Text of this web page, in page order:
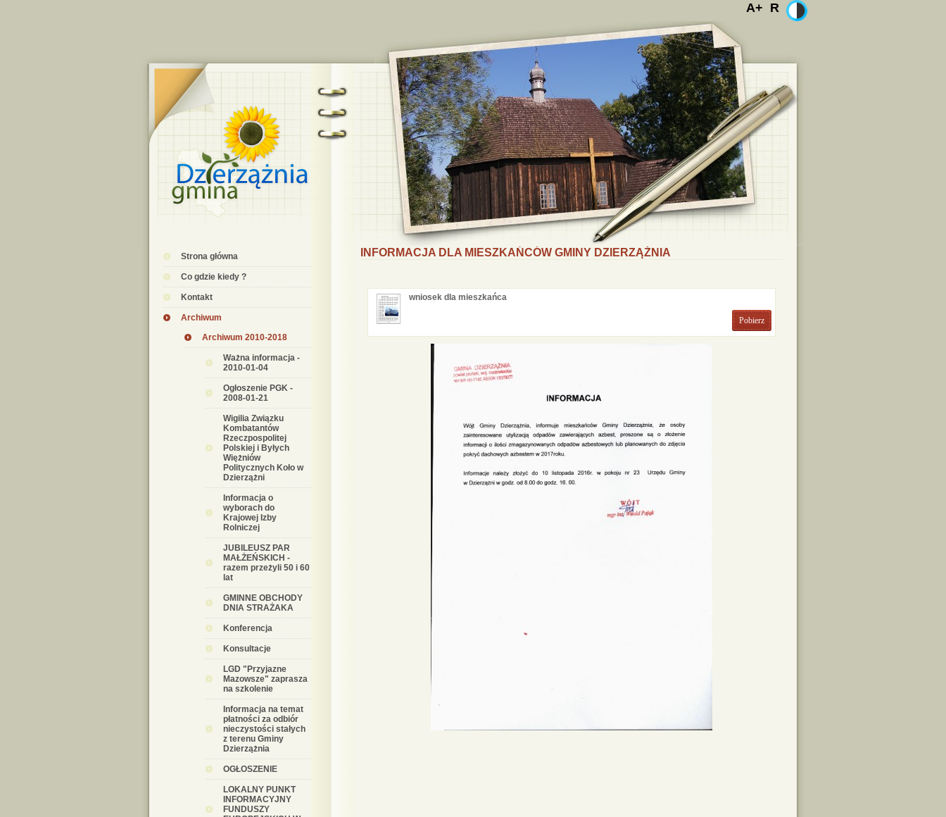
A+ R
Strona główna
Co gdzie kiedy ?
Kontakt
Archiwum
Archiwum 2010-2018
Ważna informacja -
2010-01-04
Ogłoszenie PGK -
2008-01-21
Wigilia Związku
Kombatantów
Rzeczpospolitej
Polskiej i Byłych
Więżniów
Politycznych Koło w
Dzierzążni
Informacja o
wyborach do
Krajowej Izby
Rolniczej
JUBILEUSZ PAR
MAŁŻEŃSKICH -
razem przeżyli 50 i 60
lat
GMINNE OBCHODY
DNIA STRAŻAKA
Konferencja
Konsultacje
LGD "Przyjazne
Mazowsze" zaprasza
na szkolenie
Informacja na temat
płatności za odbiór
nieczystości stałych
z terenu Gminy
Dzierzążnia
OGŁOSZENIE
LOKALNY PUNKT
INFORMACYJNY
FUNDUSZY
INFORMACJA DLA MIESZKAŃCÓW GMINY DZIERZĄŻNIA
wniosek dla mieszkańca
Pobierz